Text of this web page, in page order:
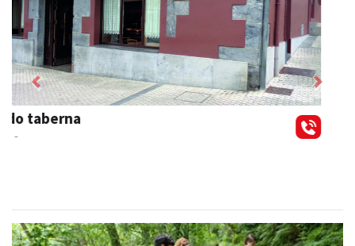
Osane belar eta eko denda
Urnieta
Previous Next